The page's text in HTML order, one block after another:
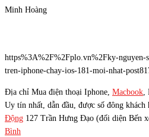
Minh Hoàng
https%3A%2F%2Fplo.vn%2Fky-nguyen-
tren-iphone-chay-ios-181-moi-nhat-
Địa chỉ Mua điện thoại Iphone, Macbook,
Uy tín nhất, dẫn đầu, được số đông khách
Động 127 Trần Hưng Đạo (đối diện Bến
Bình